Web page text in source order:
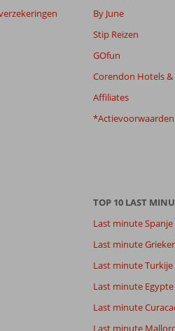
By June
Stip Reizen
GOfun
Corendon Hotels &
Affiliates
*Actievoorwaarden
TOP 10 LAST
Last minute Spanje
Last minute
Last minute Turkije
Last minute Egypte
Last minute
Last minute